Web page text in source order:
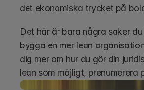
det ekonomiska trycket på
Det här är bara några saker
bygga en mer lean
dig mer om hur du gör din
lean som möjligt, prenumerera